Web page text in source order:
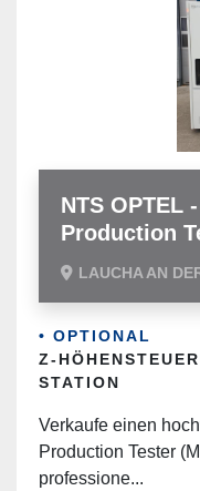
NTS OPTEL
Production
LAUCHA AN
• OPTIONAL
Z-
STATION
Verkaufe einen
Production Tester
professione...